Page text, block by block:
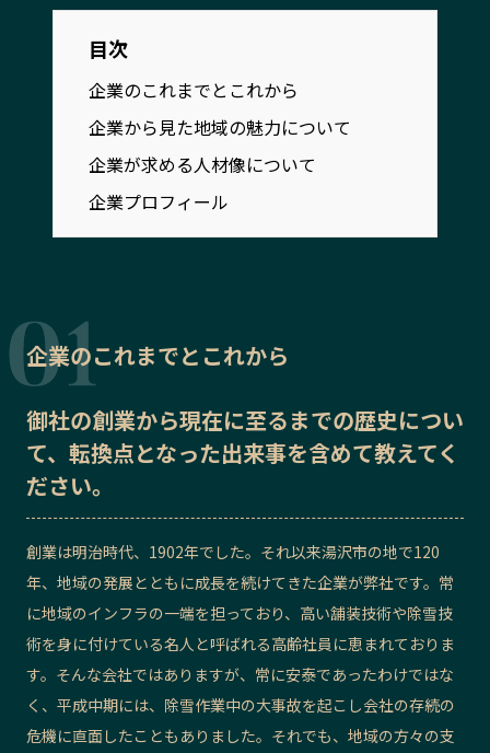
カテゴリから探す
特集コンテンツ
地域を代表する 企業100選
プレスリリース
行政連携記事
MILCプロジェクト
Localist
SDGsの先駆者
Sporkle
「人」から探す
記事ライター
お問い合わせ 会社概要
目次
企業のこれまでとこれから
企業から見た地域の魅力について
企業が求める人材像について
企業プロフィール
企業のこれまでとこれから
御社の創業から現在に至るまでの歴史につい
て、転換点となった出来事を含めて教えてく
ださい。
創業は明治時代、1902年でした。それ以来湯沢市の地で120
年、地域の発展とともに成長を続けてきた企業が弊社です。常
に地域のインフラの一端を担っており、高い舗装技術や除雪技
術を身に付けている名人と呼ばれる高齢社員に恵まれておりま
す。そんな会社ではありますが、常に安泰であったわけではな
く、平成中期には、除雪作業中の大事故を起こし会社の存続の
危機に直面したこともありました。それでも、地域の方々の支